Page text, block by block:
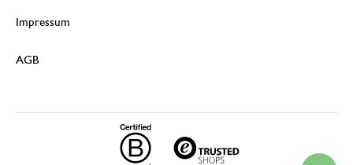
Impressum
AGB